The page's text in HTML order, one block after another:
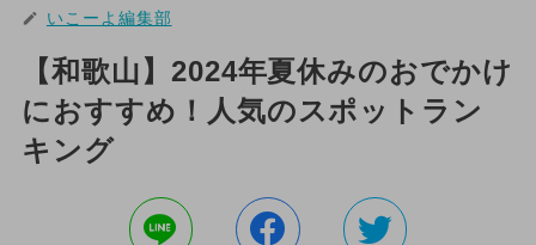
いこーよ編集部
【和歌山】2024年夏休みのおでかけ
におすすめ！人気のスポットラン
キング